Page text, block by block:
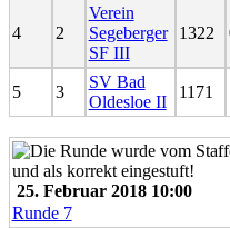
4 2
Verein
Segeberger
SF III
1322
5 3
SV Bad
Oldesloe II
1171
25. Februar 2018 10:00
Runde 7